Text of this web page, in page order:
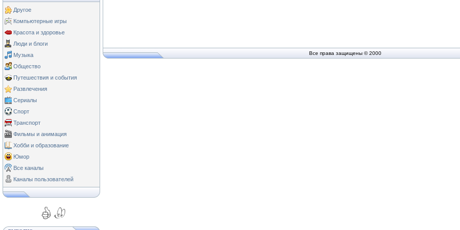
Другое
Компьютерные игры
Красота и здоровье
Люди и блоги
Музыка
Общество
Путешествия и события
Развлечения
Сериалы
Спорт
Транспорт
Фильмы и анимация
Хобби и образование
Юмор
Все каналы
Каналы пользователей
Все права защищены © 2000